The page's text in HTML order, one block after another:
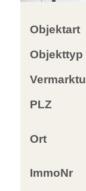
Objektart
Objekttyp
PLZ
Ort
ImmoNr